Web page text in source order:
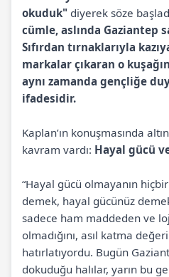
okuduk" diyerek söze
cümle, aslında Gaziantep
Sıfırdan tırnaklarıyla
markalar çıkaran o
aynı zamanda gençliğe
ifadesidir.
Kaplan’ın konuşmasında
kavram vardı: Hayal gücü
“Hayal gücü olmayanın
demek, hayal gücünüz
sadece ham maddeden ve
olmadığını, asıl katma
hatırlatıyordu. Bugün
dokuduğu halılar, yarın bu